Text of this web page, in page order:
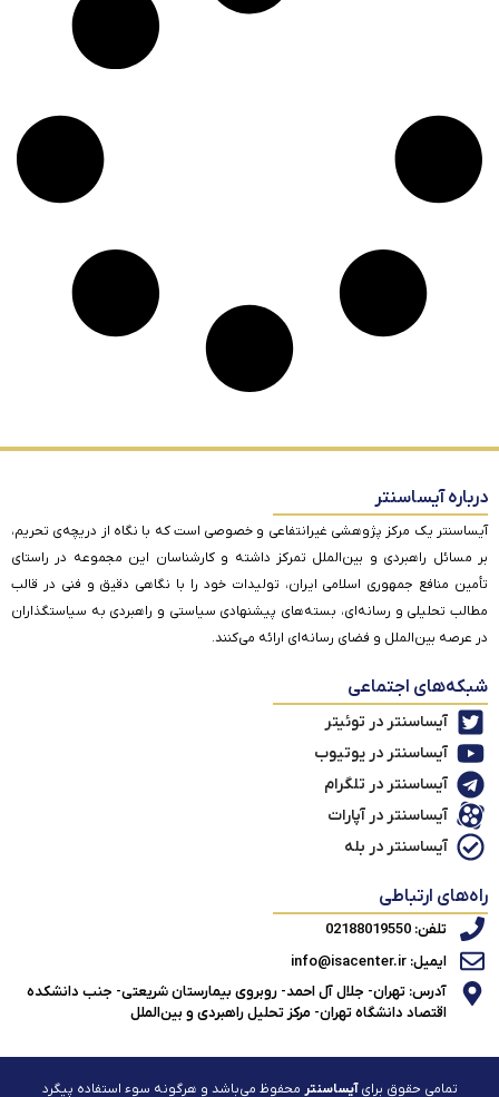
درباره آیساسنتر
آیساسنتر یک مرکز پژوهشی غیرانتفاعی و خصوصی است که با نگاه از دریچه‌ی تحریم،
بر مسائل راهبردی و بین‌الملل تمرکز داشته و کارشناسان این مجموعه در راستای
تأمین منافع جمهوری اسلامی ایران، تولیدات خود را با نگاهی دقیق و فنی در قالب
مطالب تحلیلی و رسانه‌ای، بسته‌های پیشنهادی سیاستی و راهبردی به سیاستگذاران
در عرصه بین‌الملل و فضای رسانه‌ای ارائه می‌کنند.
شبکه‌های اجتماعی
آیساسنتر در توئیتر
آیساسنتر در یوتیوب
آیساسنتر در تلگرام
آیساسنتر در آپارات
آیساسنتر در بله
راه‌های ارتباطی
تلفن: 02188019550
ایمیل: info@isacenter.ir
آدرس: تهران- جلال آل احمد- روبروی بیمارستان شریعتی- جنب دانشکده
اقتصاد دانشگاه تهران- مرکز تحلیل راهبردی و بین‌الملل
تمامی حقوق برایآیساسنتر محفوظ می‌باشد و هرگونه سوء استفاده پیگرد